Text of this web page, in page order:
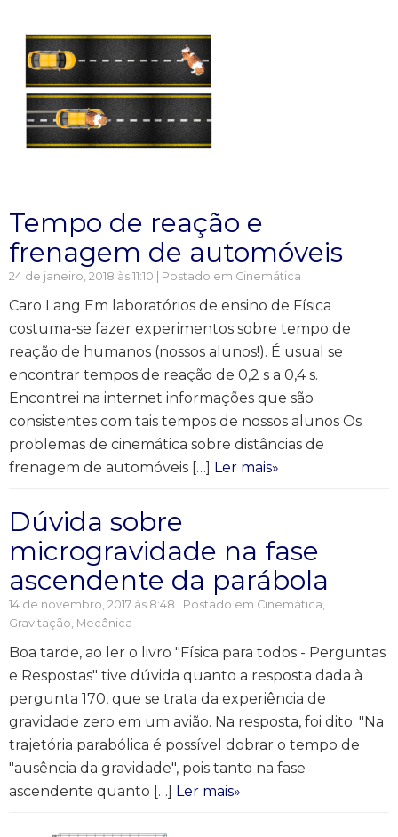
Tempo de reação e
frenagem de automóveis
24 de janeiro, 2018 às 11:10 | Postado em Cinemática
Caro Lang Em laboratórios de ensino de Física
costuma-se fazer experimentos sobre tempo de
reação de humanos (nossos alunos!). É usual se
encontrar tempos de reação de 0,2 s a 0,4 s.
Encontrei na internet informações que são
consistentes com tais tempos de nossos alunos Os
problemas de cinemática sobre distâncias de
frenagem de automóveis […] Ler mais»
Dúvida sobre
microgravidade na fase
ascendente da parábola
14 de novembro, 2017 às 8:48 | Postado em Cinemática,
Gravitação, Mecânica
Boa tarde, ao ler o livro "Física para todos - Perguntas
e Respostas" tive dúvida quanto a resposta dada à
pergunta 170, que se trata da experiência de
gravidade zero em um avião. Na resposta, foi dito: "Na
trajetória parabólica é possível dobrar o tempo de
"ausência da gravidade", pois tanto na fase
ascendente quanto […] Ler mais»